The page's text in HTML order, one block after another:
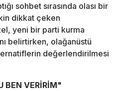
sohbet sırasında olası bir
dikkat çeken
yeni bir parti kurma
belirtirken, olağanüstü
değerlendirilmesi
BEN VERİRİM"